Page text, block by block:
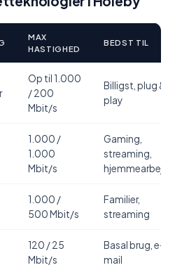
MAX
HASTIGHED
BEDST TIL
Op til 1.000
/ 200
Mbit/s
Billigst, plug &
play
1.000 /
1.000
Mbit/s
Gaming,
streaming,
hjemmearbejde
1.000 /
500 Mbit/s
Familier,
streaming
120 / 25
Mbit/s
Basal brug, e-
mail